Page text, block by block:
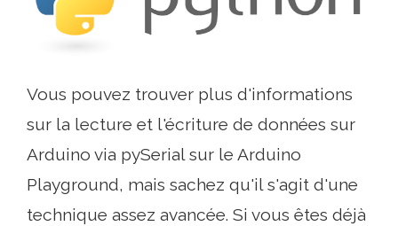
Vous pouvez trouver plus d'informations
sur la lecture et l'écriture de données sur
Arduino via pySerial sur le Arduino
Playground, mais sachez qu'il s'agit d'une
technique assez avancée. Si vous êtes déjà